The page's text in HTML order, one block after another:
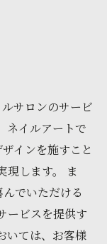
サロンのサービ
ネイルアートで
インを施すこと
現します。 ま
でいただける
ービスを提供す
いては、お客様